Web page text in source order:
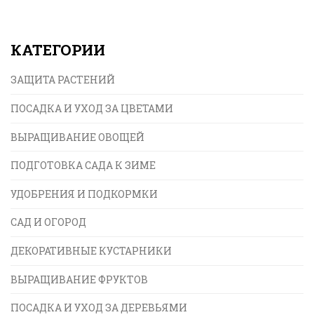
КАТЕГОРИИ
ЗАЩИТА РАСТЕНИЙ
ПОСАДКА И УХОД ЗА ЦВЕТАМИ
ВЫРАЩИВАНИЕ ОВОЩЕЙ
ПОДГОТОВКА САДА К ЗИМЕ
УДОБРЕНИЯ И ПОДКОРМКИ
САД И ОГОРОД
ДЕКОРАТИВНЫЕ КУСТАРНИКИ
ВЫРАЩИВАНИЕ ФРУКТОВ
ПОСАДКА И УХОД ЗА ДЕРЕВЬЯМИ